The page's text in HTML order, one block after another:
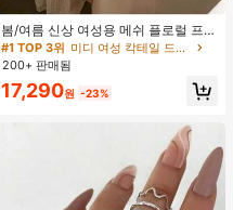
봄/여름 신상 여성용 메쉬 플로럴 프린
트 드레스, 브이넥, 휴가 스타일, 섹시
한 비치 파티 댄스 드레스, 스파게티
스트랩 웨딩 가을
#1 TOP 3위
재고 1개 남음
#1 TOP 3위
미디 여성 칵테일 드레스
재고 1개 남음
#1 TOP 3위
미디 여성 칵테일 드레스
재고 1개 남음
#1 TOP 3위
재고 1개 남음
200+ 판매됨
17,290원 -23%